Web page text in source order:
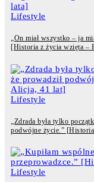
Lifestyle
„On miał wszystko – ja
[Historia z życia wzięta –
Lifestyle
„Zdrada była tylko
podwójne życie.”
Lifestyle